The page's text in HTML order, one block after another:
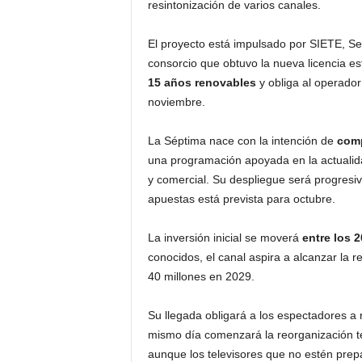
resintonización de varios canales.
El proyecto está impulsado por SIETE,
consorcio que obtuvo la nueva licencia
15 años renovablesy obliga al
noviembre.
La Séptima nace con la intención de
una programación apoyada en la
y comercial. Su despliegue será
apuestas está prevista para octubre.
La inversión inicial se moverá entre los
conocidos, el canal aspira a alcanzar la
40 millones en 2029.
Su llegada obligará a los espectadores
mismo día comenzará la reorganización
aunque los televisores que no estén